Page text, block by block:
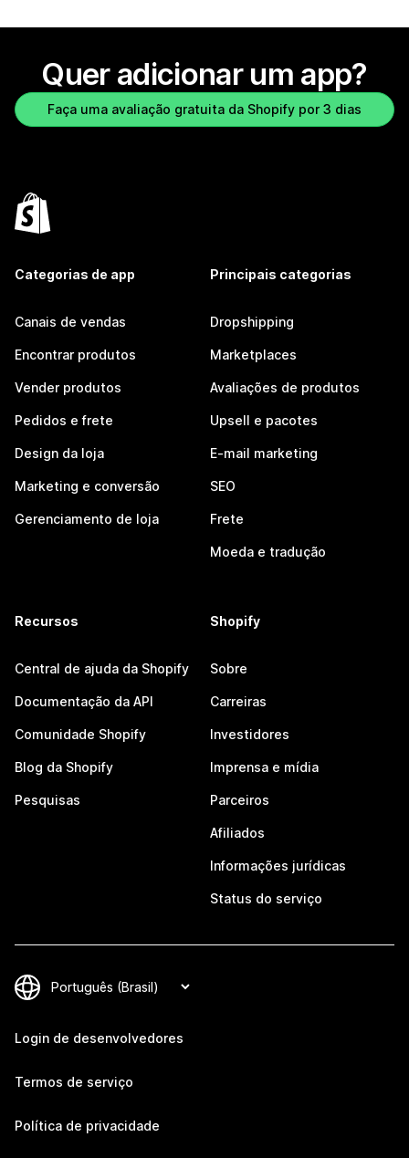
Quer adicionar um app?
Faça uma avaliação gratuita da Shopify por 3 dias
Categorias de app
Canais de vendas
Encontrar produtos
Vender produtos
Pedidos e frete
Design da loja
Marketing e conversão
Gerenciamento de loja
Principais categorias
Dropshipping
Marketplaces
Avaliações de produtos
Upsell e pacotes
E-mail marketing
SEO
Frete
Moeda e tradução
Recursos
Central de ajuda da Shopify
Documentação da API
Comunidade Shopify
Blog da Shopify
Pesquisas
Shopify
Sobre
Carreiras
Investidores
Imprensa e mídia
Parceiros
Afiliados
Informações jurídicas
Status do serviço
Login de desenvolvedores
Termos de serviço
Política de privacidade